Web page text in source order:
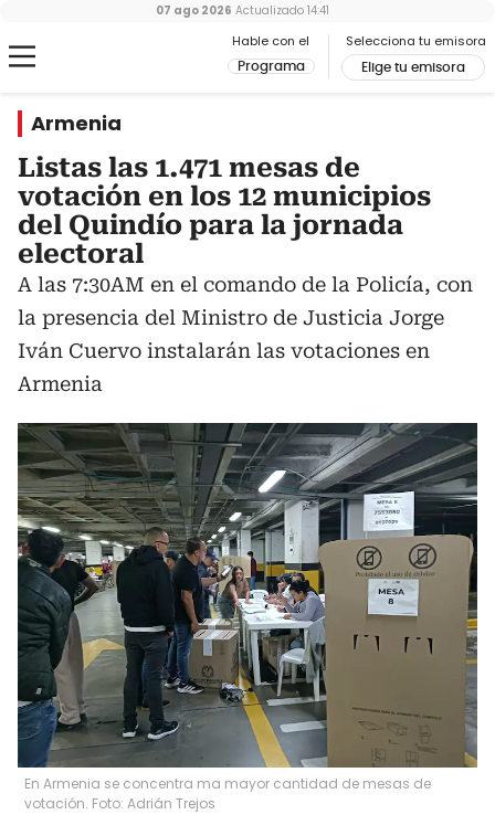
Hable con el
Programa
Selecciona tu emisora
Elige tu emisora
07 ago 2026 Actualizado 14:41
Armenia
Listas las 1.471 mesas de
votación en los 12 municipios
del Quindío para la jornada
electoral
A las 7:30AM en el comando de la Policía, con
la presencia del Ministro de Justicia Jorge
Iván Cuervo instalarán las votaciones en
Armenia
En Armenia se concentra ma mayor cantidad de mesas de
votación. Foto: Adrián Trejos